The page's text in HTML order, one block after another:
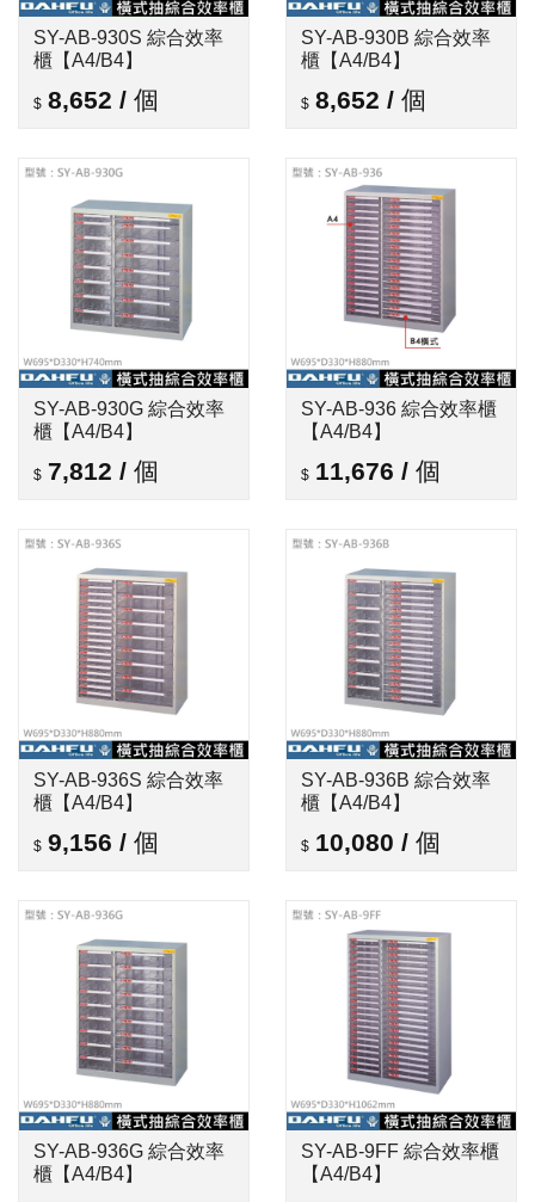
SY-AB-930S 綜合效率
櫃【A4/B4】
8,652 / 個
SY-AB-930B 綜合效率
櫃【A4/B4】
8,652 / 個
SY-AB-930G 綜合效率
櫃【A4/B4】
7,812 / 個
SY-AB-936 綜合效率櫃
【A4/B4】
11,676 / 個
SY-AB-936S 綜合效率
櫃【A4/B4】
9,156 / 個
SY-AB-936B 綜合效率
櫃【A4/B4】
10,080 / 個
SY-AB-936G 綜合效率
櫃【A4/B4】
SY-AB-9FF 綜合效率櫃
【A4/B4】